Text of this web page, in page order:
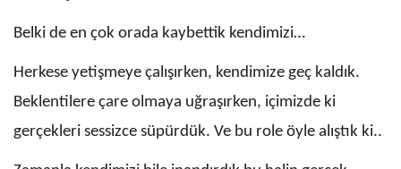
Belki de en çok orada kaybettik kendimizi…
Herkese yetişmeye çalışırken, kendimize geç kaldık.
Beklentilere çare olmaya uğraşırken, içimizde ki
gerçekleri sessizce süpürdük. Ve bu role öyle alıştık ki..